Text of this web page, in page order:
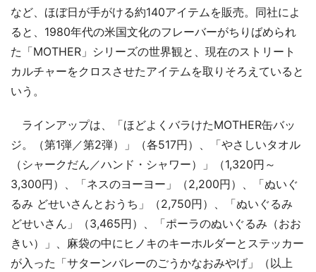
など、ほぼ日が手がける約140アイテムを販売。同社によ
ると、1980年代の米国文化のフレーバーがちりばめられ
た「MOTHER」シリーズの世界観と、現在のストリート
カルチャーをクロスさせたアイテムを取りそろえていると
いう。
ラインアップは、「ほどよくバラけたMOTHER缶バッ
ジ。（第1弾／第2弾）」（各517円）、「やさしいタオル
（シャークだん／ハンド・シャワー）」（1,320円～
3,300円）、「ネスのヨーヨー」（2,200円）、「ぬいぐ
るみ どせいさんとおうち」（2,750円）、「ぬいぐるみ
どせいさん」（3,465円）、「ポーラのぬいぐるみ（おお
きい）」、麻袋の中にヒノキのキーホルダーとステッカー
が入った「サターンバレーのごうかなおみやげ」（以上